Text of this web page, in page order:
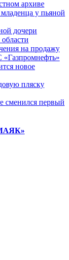
архиве
у пьяной
дочери
на продажу
«Газпромнефть»
новое
пляску
сменился первый